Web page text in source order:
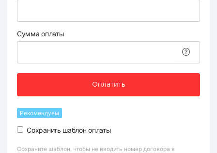
Сумма оплаты
Оплатить
Рекомендуем
Сохранить шаблон оплаты
Сохраните шаблон, чтобы не вводить номер договора в